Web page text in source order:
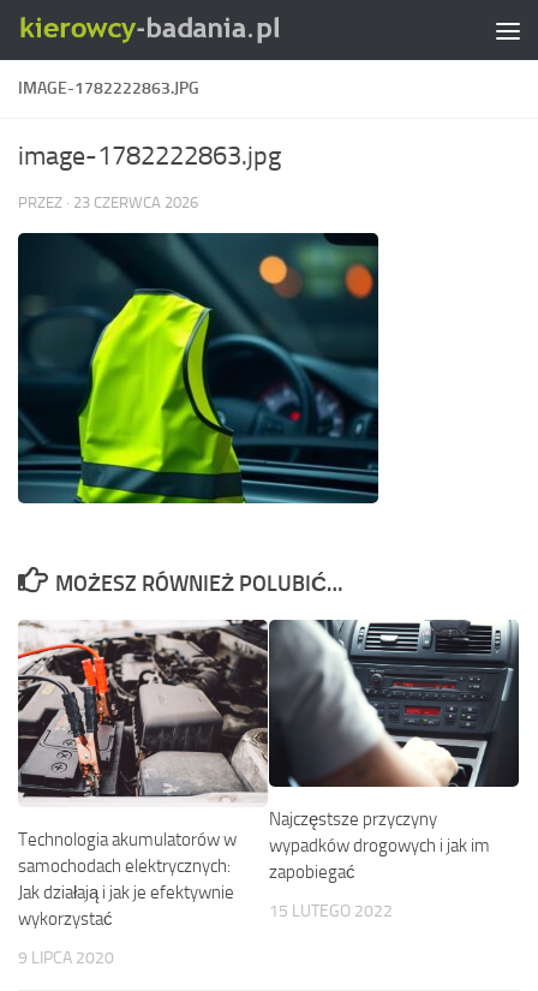
Skip to content
IMAGE-1782222863.JPG
image-1782222863.jpg
PRZEZ · 23 CZERWCA 2026
MOŻESZ RÓWNIEŻ POLUBIĆ…
Technologia akumulatorów w
samochodach elektrycznych:
Jak działają i jak je efektywnie
wykorzystać
9 LIPCA 2020
Najczęstsze przyczyny
wypadków drogowych i jak im
zapobiegać
15 LUTEGO 2022